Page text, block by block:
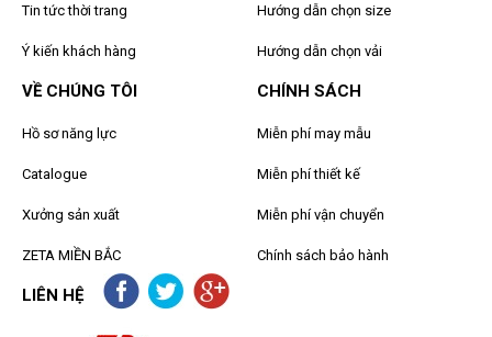
Tin tức thời trang
Ý kiến khách hàng
Hướng dẫn chọn size
Hướng dẫn chọn vải
VỀ CHÚNG TÔI
Hồ sơ năng lực
Catalogue
Xưởng sản xuất
ZETA MIỀN BẮC
CHÍNH SÁCH
Miễn phí may mẫu
Miễn phí thiết kế
Miễn phí vận chuyển
Chính sách bảo hành
LIÊN HỆ